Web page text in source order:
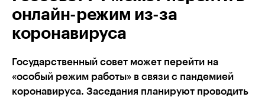
онлайн-режим из-за
коронавируса
Государственный совет может перейти на
«особый режим работы» в связи с пандемией
коронавируса. Заседания планируют проводить